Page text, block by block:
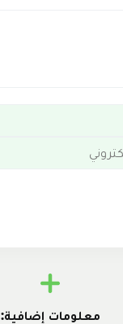
معلومات إضافية: